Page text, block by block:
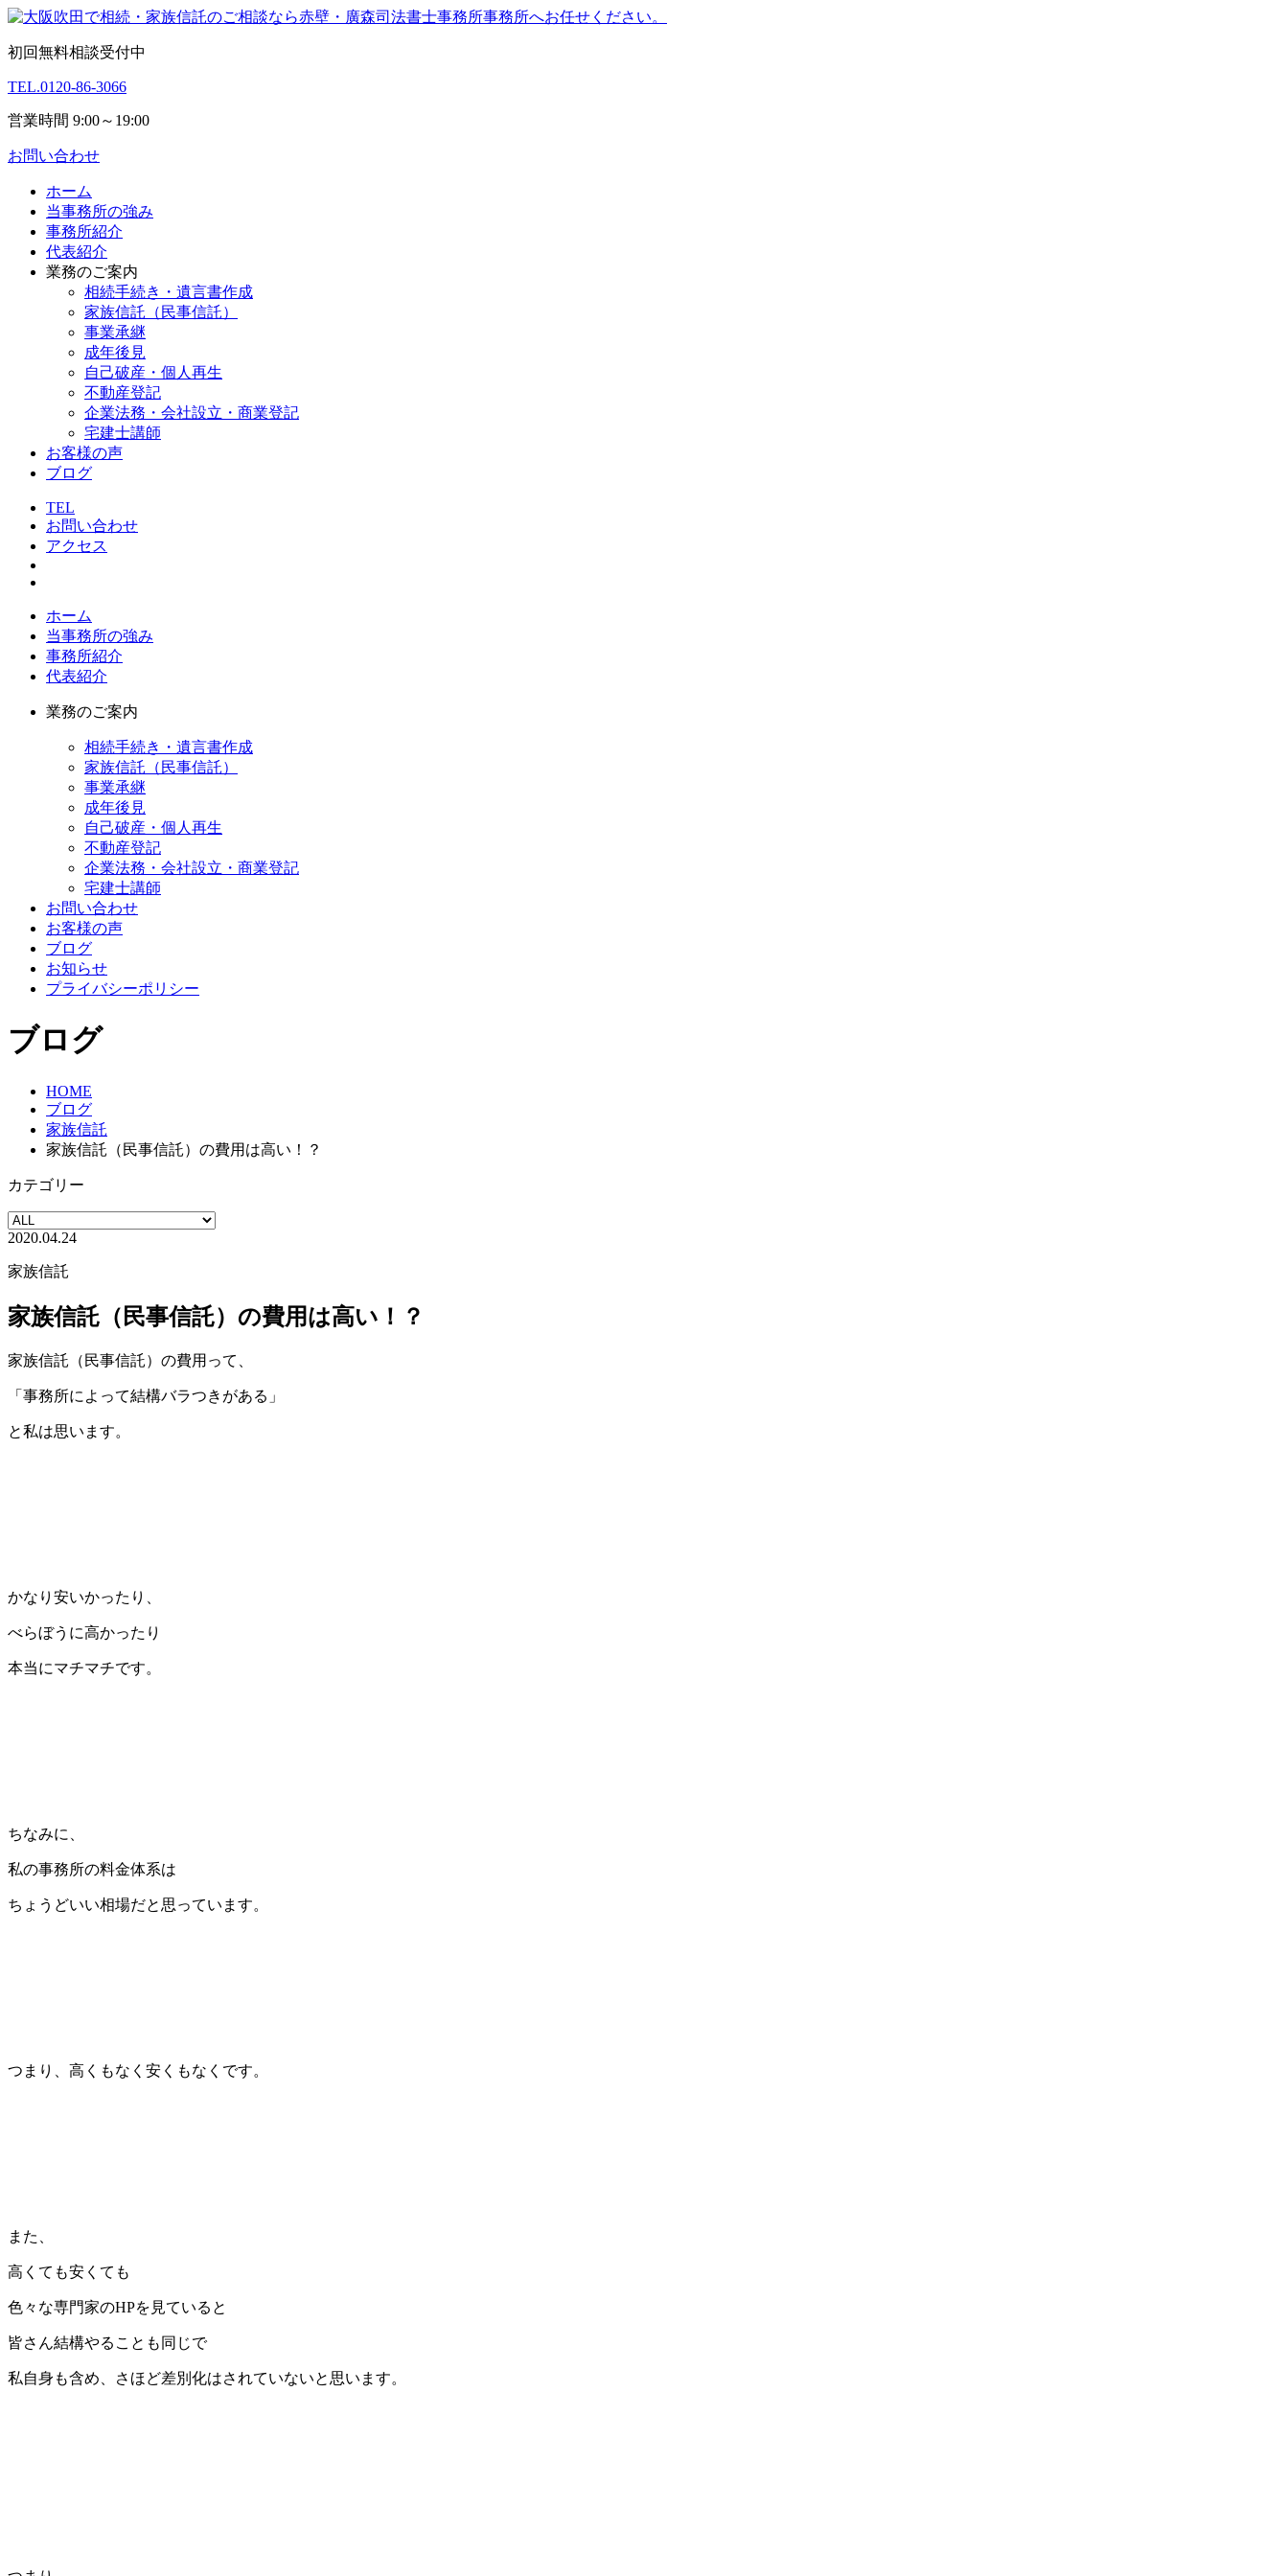
初回無料相談受付中
TEL.0120-86-3066
営業時間 9:00～19:00
お問い合わせ
ホーム
当事務所の強み
事務所紹介
代表紹介
業務のご案内
相続手続き・遺言書作成
家族信託（民事信託）
事業承継
成年後見
自己破産・個人再生
不動産登記
企業法務・会社設立・商業登記
宅建士講師
お客様の声
ブログ
TEL
お問い合わせ
アクセス
ホーム
当事務所の強み
事務所紹介
代表紹介
業務のご案内
相続手続き・遺言書作成
家族信託（民事信託）
事業承継
成年後見
自己破産・個人再生
不動産登記
企業法務・会社設立・商業登記
宅建士講師
お問い合わせ
お客様の声
ブログ
お知らせ
プライバシーポリシー
ブログ
HOME
ブログ
家族信託
家族信託（民事信託）の費用は高い！？
カテゴリー
2020.04.24
家族信託
家族信託（民事信託）の費用は高い！？
家族信託（民事信託）の費用って、
「事務所によって結構バラつきがある」
と私は思います。
かなり安いかったり、
べらぼうに高かったり
本当にマチマチです。
ちなみに、
私の事務所の料金体系は
ちょうどいい相場だと思っています。
つまり、高くもなく安くもなくです。
また、
高くても安くても
色々な専門家のHPを見ていると
皆さん結構やることも同じで
私自身も含め、さほど差別化はされていないと思います。